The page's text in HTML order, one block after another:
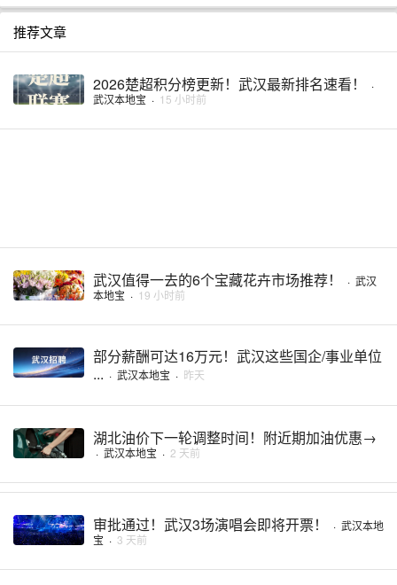
推荐文章
2026楚超积分榜更新！武汉最新排名速看！
·
武汉本地宝 · 15 小时前
武汉值得一去的6个宝藏花卉市场推荐！ · 武汉
本地宝 · 19 小时前
部分薪酬可达16万元！武汉这些国企/事业单位
... · 武汉本地宝 · 昨天
湖北油价下一轮调整时间！附近期加油优惠→
· 武汉本地宝 · 2 天前
审批通过！武汉3场演唱会即将开票！ · 武汉本地
宝 · 3 天前